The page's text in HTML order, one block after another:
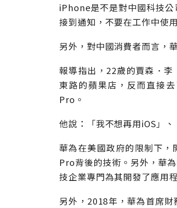
iPhone是不是對中國科技
接到通知，不要在工作中使
另外，對中國消費者而言，
報導指出，22歲的賈森．
東路的蘋果店，反而直接
Pro。
他說：「我不想再用iOS」、
華為在美國政府的限制下
Pro背後的技術。另外，華
技企業專門為其開發了應用
另外，2018年，華為首席